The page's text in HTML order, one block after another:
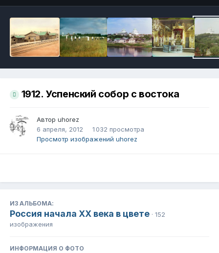
1912. Успенский собор с востока
Автор uhorez
6 апреля, 2012
1 032 просмотра
Просмотр изображений uhorez
ИЗ АЛЬБОМА:
Россия начала ХХ века в цвете · 152
изображения
ИНФОРМАЦИЯ О ФОТО